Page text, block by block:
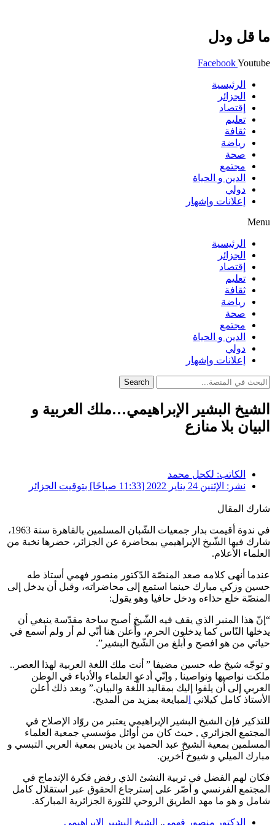
ما قل ودل
FacebookYoutube
الرئيسية
الجزائر
إقتصاد
تعليم
ثقافة
رياضة
صحة
مجتمع
الدين و الحياة
دولي
إعلانات وإشهار
Menu
الرئيسية
الجزائر
إقتصاد
تعليم
ثقافة
رياضة
صحة
مجتمع
الدين و الحياة
دولي
إعلانات وإشهار
Search
الشيخ البشير الإبراهيمي…ملك العربية و
البيان بلا منازع
الكاتب: لكحل محمد
نشر: الإثنين 24 يناير 2022 [11:33 صباحًا] بتوقيت الجزائر
شارك المقال
في ندوة أقيمت بدار جمعيات الشّبان المسلمين بالقاهرة سنة 1963،
شارك فيها الشّيخ الإبراهيمي بمحاضرة عن الجزائر، حضرها نخبة من
العلماء الأعلام.
عندما أنهى كلامه صعد المنصّة الدّكتور منصور فهمي أستاذ طه
حسين وزكي مبارك حينما استمع إلى محاضراته، وقبل أن يدخل إلى
المنصّة خلع حذاءه ودخل حافيا وهو يقول:
“إنّ هذا المنبر الذي يقف فيه الشّيخ أصبح ساحة مقدّسة ينبغي أن
يدخلها النّاس كما يدخلون الحرم، وأُعلن هنا أنّي لم أر ولم أسمع في
حياتي من هو افصح و أبلغ من الشّيخ البشير”.
و توجّه شيخ طه حسين مضيفا ” أنت ملك اللغة العربية لهذا العصر..
ملكت نواصيها ونواصينا , وإنّي أدعو العلماء والأدباء في الوطن
العربي إلى أن يلقوا إليك بمقاليد اللّغة والبيان.” وبعد ذلك أعلن
الأستاذ كامل كيلاني لمبايعة بمزيد من المديح.
للتذكير فإن الشيخ البشير الإبراهيمي يعتبر من روّاد الإصلاح في
المجتمع الجزائري , حيث كان من أوائل مؤسسي جمعية العلماء
المسلمين بمعية الشيخ عبد الحميد بن باديس بمعية العربي التبسي و
مبارك الميلي و شيوخ آخرين.
فكان لهم الفضل في تربية النشئ الذي رفض فكرة الإندماج في
المجتمع الفرنسي و أصّر على إسترجاع الحقوق عبر استقلال كامل
شامل و هو ما مهد الطريق الروحي للثورة الجزائرية المباركة.
الدكتور منصور فهمي, الشيخ البشير الإبراهيمي